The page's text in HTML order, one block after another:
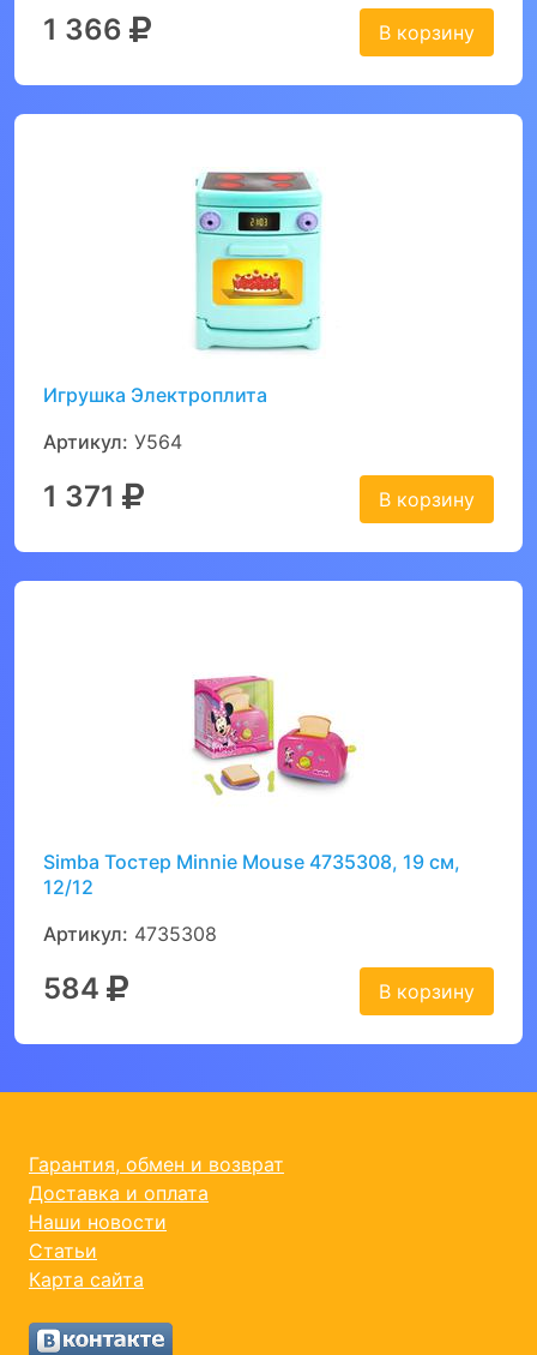
1 366 В корзину
Игрушка Электроплита
Артикул: У564
1 371 В корзину
Simba Тостер Minnie Mouse 4735308, 19 см,
12/12
Артикул: 4735308
584 В корзину
Гарантия, обмен и возврат
Доставка и оплата
Наши новости
Статьи
Карта сайта